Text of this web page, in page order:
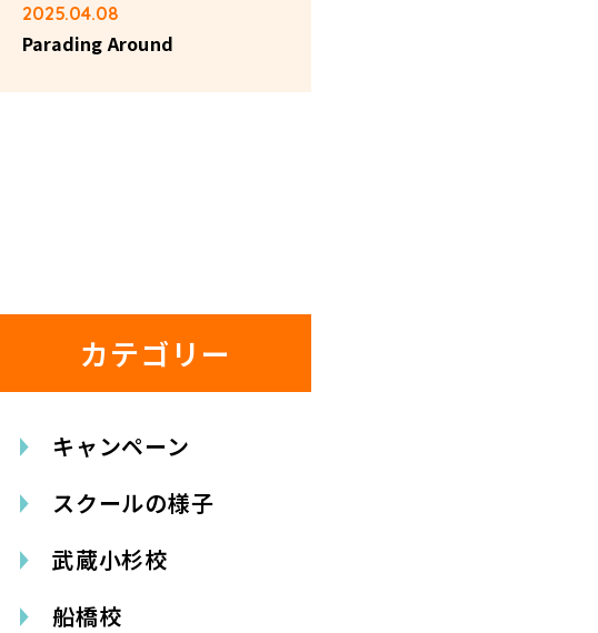
2025.04.08
Parading Around
カテゴリー
キャンペーン
スクールの様子
武蔵小杉校
船橋校